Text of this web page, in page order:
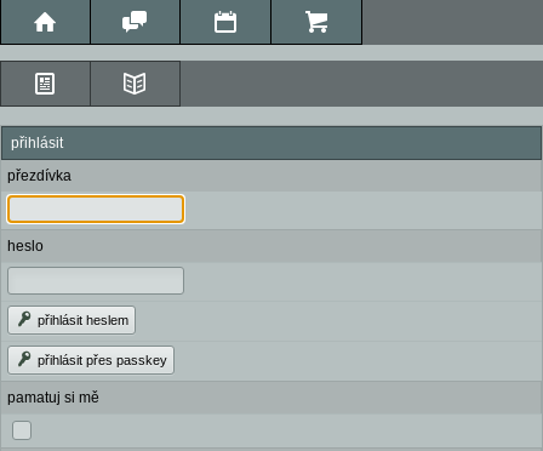
přihlásit
přezdívka
heslo
přihlásit heslem
přihlásit přes passkey
pamatuj si mě